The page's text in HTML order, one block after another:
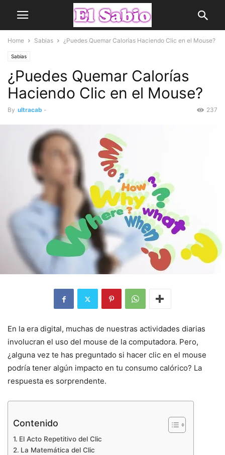
Home Sabias ¿Puedes Quemar Calorías Haciendo Clic en el Mouse?
Sabias
¿Puedes Quemar Calorías
Haciendo Clic en el Mouse?
By ultracab - 237
En la era digital, muchas de nuestras actividades diarias
involucran el uso del mouse de la computadora. Pero,
¿alguna vez te has preguntado si hacer clic en el mouse
podría tener algún impacto en tu consumo calórico? La
respuesta es sorprendente.
Contenido
El Acto Repetitivo del Clic
La Matemática del Clic